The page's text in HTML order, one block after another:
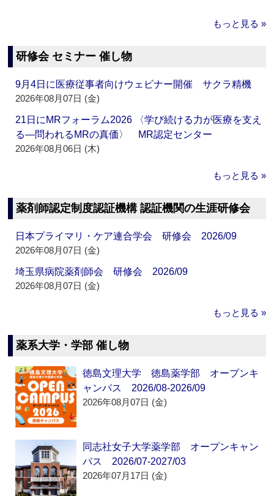
もっと見る »
研修会 セミナー 催し物
9月4日に医療従事者向けウェビナー開催 サクラ精機
2026年08月07日 (金)
21日にMRフォーラム2026 〈学び続ける力が医療を支え
る―問われるMRの真価〉 MR認定センター
2026年08月06日 (木)
もっと見る »
薬剤師認定制度認証機構 認証機関の生涯研修会
日本プライマリ・ケア連合学会 研修会 2026/09
2026年08月07日 (金)
埼玉県病院薬剤師会 研修会 2026/09
2026年08月07日 (金)
もっと見る »
薬系大学・学部 催し物
徳島文理大学 徳島薬学部 オープンキ
ャンパス 2026/08-2026/09
2026年08月07日 (金)
同志社女子大学薬学部 オープンキャン
パス 2026/07-2027/03
2026年07月17日 (金)